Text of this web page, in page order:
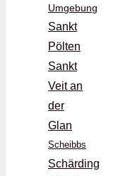
Umgebung
Sankt
Pölten
Sankt
Veit an
der
Glan
Scheibbs
Schärding